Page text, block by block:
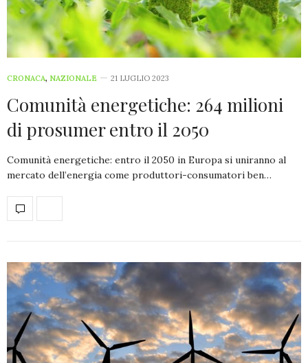
CRONACA, NAZIONALE 21 LUGLIO 2023
Comunità energetiche: 264 milioni
di prosumer entro il 2050
Comunità energetiche: entro il 2050 in Europa si uniranno al
mercato dell’energia come produttori-consumatori ben…